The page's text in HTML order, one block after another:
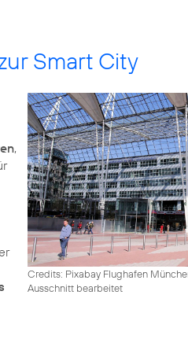
Smart City
Credits: Pixabay Flughafen
Ausschnitt bearbeitet
,